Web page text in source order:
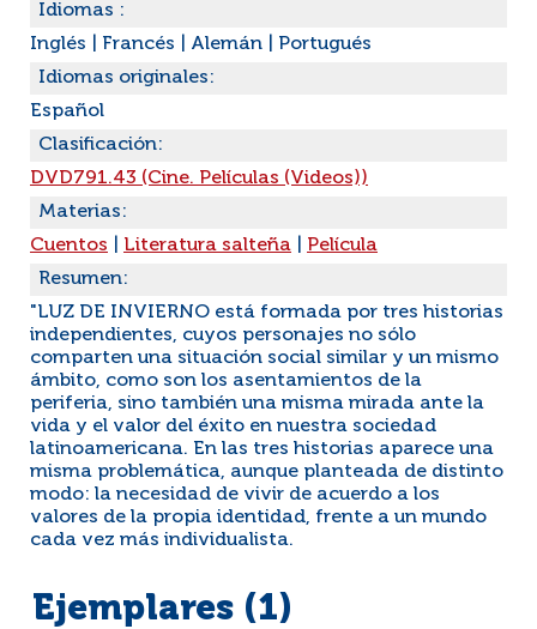
Idiomas :
Inglés
Francés Alemán
Portugués
Idiomas originales:
Español
Clasificación:
DVD791.43 (Cine. Películas (Videos))
Materias:
Cuentos
Literatura salteña
Película
Resumen:
"LUZ DE INVIERNO está formada por tres historias
independientes, cuyos personajes no sólo
comparten una situación social similar y un mismo
ámbito, como son los asentamientos de la
periferia, sino también una misma mirada ante la
vida y el valor del éxito en nuestra sociedad
latinoamericana. En las tres historias aparece una
misma problemática, aunque planteada de distinto
modo: la necesidad de vivir de acuerdo a los
valores de la propia identidad, frente a un mundo
cada vez más individualista.
Ejemplares (1)